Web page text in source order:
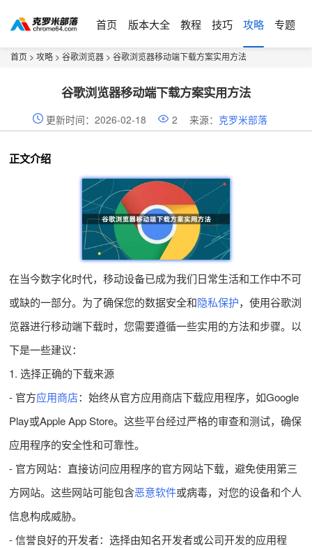
首页 版本大全 教程 技巧 攻略 专题
首页 > 攻略 > 谷歌浏览器 > 谷歌浏览器移动端下载方案实用方法
谷歌浏览器移动端下载方案实用方法
更新时间：2026-02-18 2 来源： 克罗米部落
正文介绍
在当今数字化时代，移动设备已成为我们日常生活和工作中不可
或缺的一部分。为了确保您的数据安全和隐私保护，使用谷歌浏
览器进行移动端下载时，您需要遵循一些实用的方法和步骤。以
下是一些建议：
1. 选择正确的下载来源
- 官方应用商店：始终从官方应用商店下载应用程序，如Google
Play或Apple App Store。这些平台经过严格的审查和测试，确保
应用程序的安全性和可靠性。
- 官方网站：直接访问应用程序的官方网站下载，避免使用第三
方网站。这些网站可能包含恶意软件或病毒，对您的设备和个人
信息构成威胁。
- 信誉良好的开发者：选择由知名开发者或公司开发的应用程